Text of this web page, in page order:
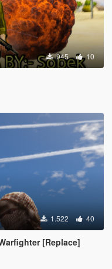
945 10
1.522 40
[Replace]